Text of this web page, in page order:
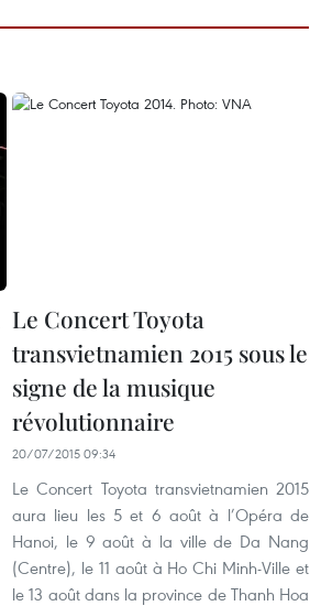
Le Concert Toyota
transvietnamien 2015 sous le
signe de la musique
révolutionnaire
20/07/2015 09:34
Le Concert Toyota transvietnamien 2015
aura lieu les 5 et 6 août à l’Opéra de
Hanoi, le 9 août à la ville de Da Nang
(Centre), le 11 août à Ho Chi Minh-Ville et
le 13 août dans la province de Thanh Hoa